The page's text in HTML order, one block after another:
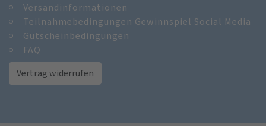
Versandinformationen
Teilnahmebedingungen Gewinnspiel Social Media
Gutscheinbedingungen
FAQ
Vertrag widerrufen